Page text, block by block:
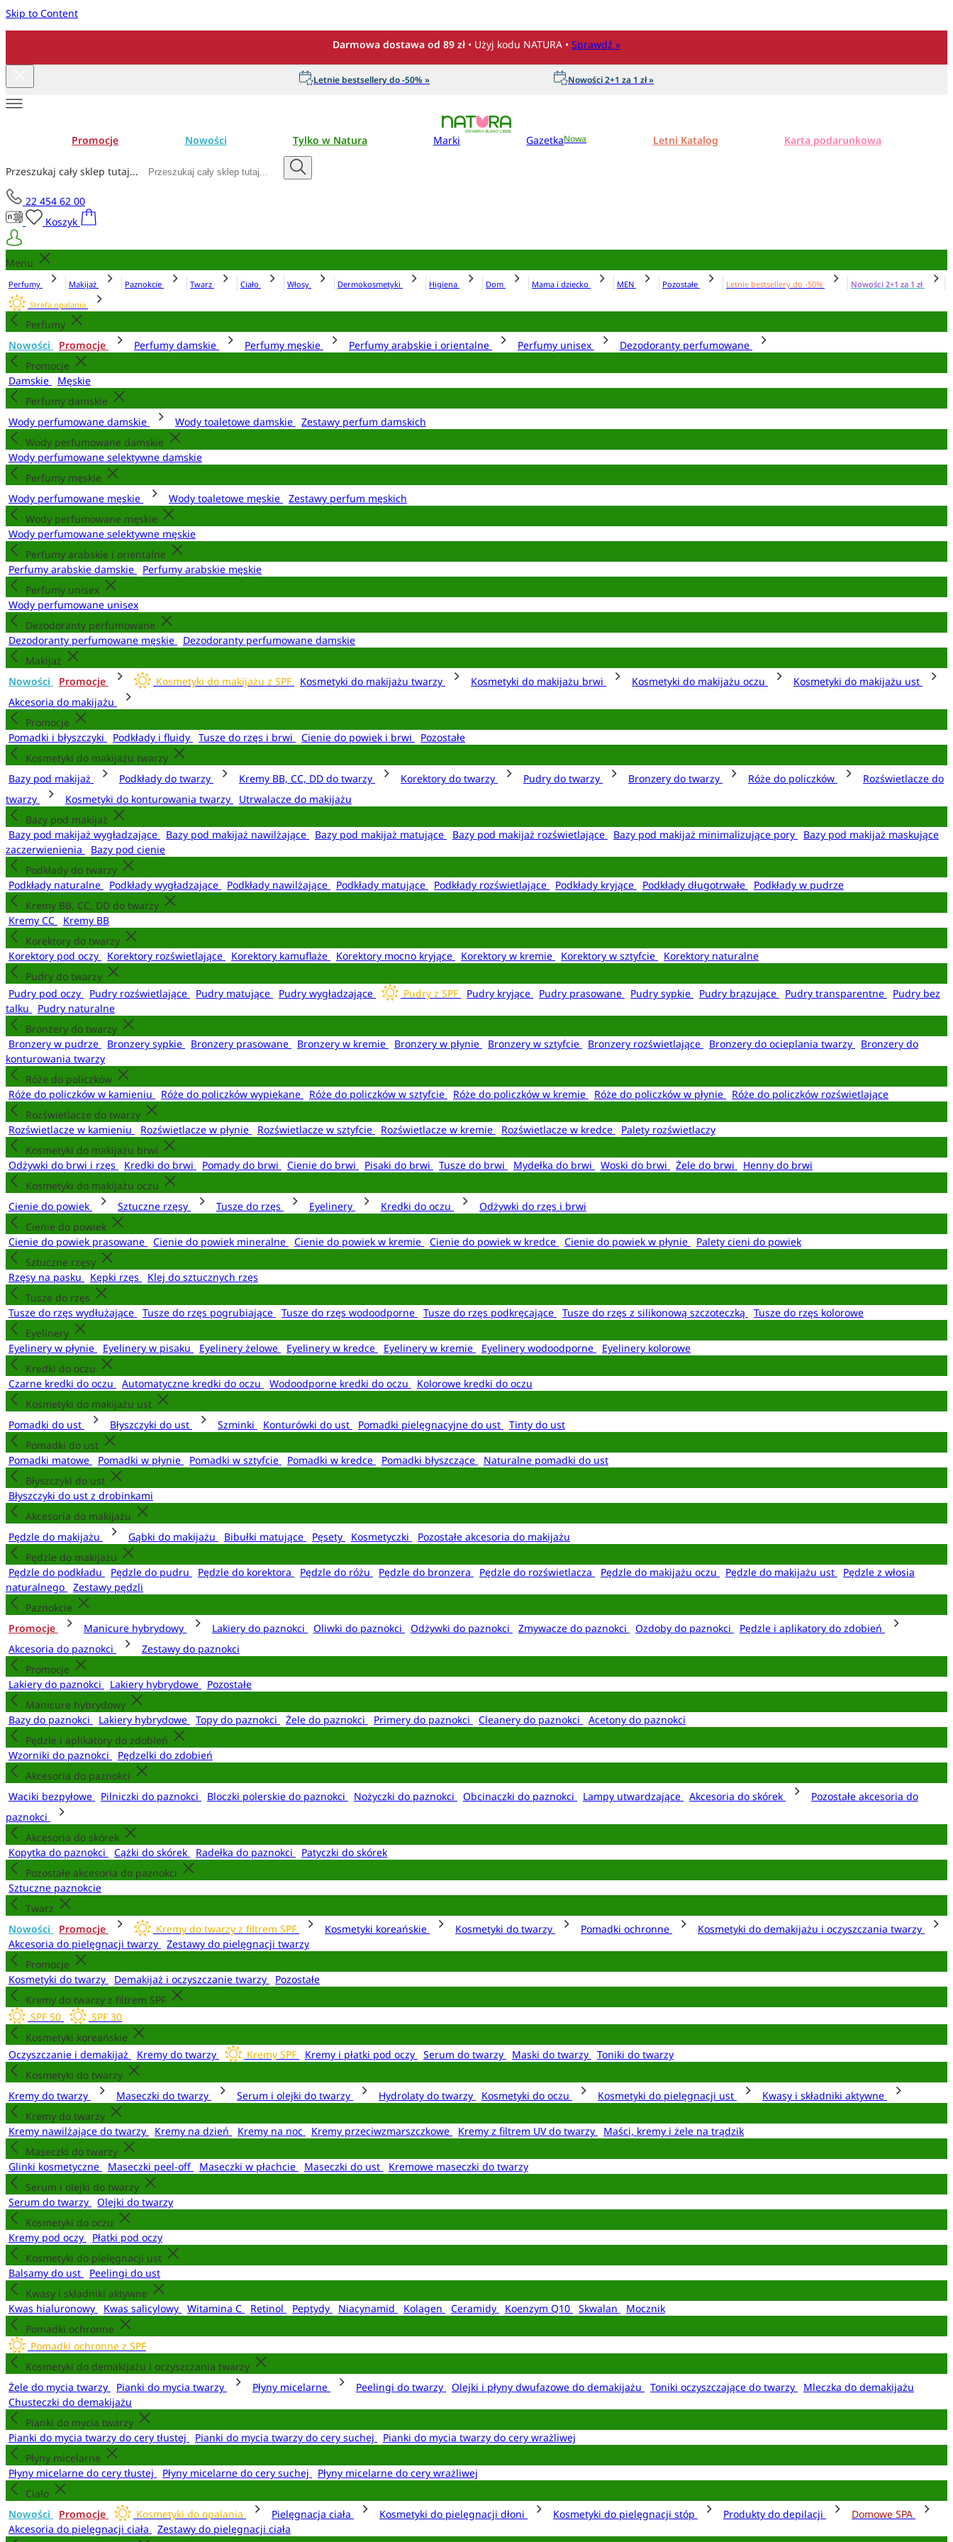
Skip to Content
Darmowa dostawa od 89 zł • Użyj kodu NATURA • Sprawdź »
Letnie bestsellery do -50% » Nowości 2+1 za 1 zł »
Promocje Nowości Tylko w Natura Marki GazetkaNowa Letni Katalog Karta podarunkowa
Przeszukaj cały sklep tutaj...
22 454 62 00
Koszyk
Menu
Perfumy Makijaż Paznokcie Twarz Ciało Włosy Dermokosmetyki Higiena Dom Mama i dziecko MEN Pozostałe Letnie bestsellery do -50%
Nowości 2+1 za 1 zł
Strefa opalania
Perfumy
Nowości
Promocje Perfumy damskie Perfumy męskie Perfumy arabskie i orientalne Perfumy unisex
Dezodoranty perfumowane
Promocje
Damskie
Męskie
Perfumy damskie
Wody perfumowane damskie
Wody toaletowe damskie
Zestawy perfum damskich
Wody perfumowane damskie
Wody perfumowane selektywne damskie
Perfumy męskie
Wody perfumowane męskie
Wody toaletowe męskie
Zestawy perfum męskich
Wody perfumowane męskie
Wody perfumowane selektywne męskie
Perfumy arabskie i orientalne
Perfumy arabskie damskie
Perfumy arabskie męskie
Perfumy unisex
Wody perfumowane unisex
Dezodoranty perfumowane
Dezodoranty perfumowane męskie
Dezodoranty perfumowane damskie
Makijaż
Nowości
Promocje Kosmetyki do makijażu z SPF Kosmetyki do makijażu twarzy Kosmetyki do makijażu brwi Kosmetyki do makijażu oczu
Kosmetyki do makijażu ust
Akcesoria do makijażu
Promocje
Pomadki i błyszczyki
Podkłady i fluidy Tusze do rzęs i brwi Cienie do powiek i brwi
Pozostałe
Kosmetyki do makijażu twarzy
Bazy pod makijaż
Podkłady do twarzy Kremy BB, CC, DD do twarzy Korektory do twarzy Pudry do twarzy Bronzery do twarzy Róże do policzków
Rozświetlacze do
twarzy
Kosmetyki do konturowania twarzy
Utrwalacze do makijażu
Bazy pod makijaż
Bazy pod makijaż wygładzające
Bazy pod makijaż nawilżające Bazy pod makijaż matujące Bazy pod makijaż rozświetlające Bazy pod makijaż minimalizujące pory
Bazy pod makijaż maskujące
zaczerwienienia
Bazy pod cienie
Podkłady do twarzy
Podkłady naturalne
Podkłady wygładzające Podkłady nawilżające Podkłady matujące Podkłady rozświetlające Podkłady kryjące Podkłady długotrwałe
Podkłady w pudrze
Kremy BB, CC, DD do twarzy
Kremy CC
Kremy BB
Korektory do twarzy
Korektory pod oczy
Korektory rozświetlające Korektory kamuflaże Korektory mocno kryjące Korektory w kremie Korektory w sztyfcie
Korektory naturalne
Pudry do twarzy
Pudry pod oczy
Pudry rozświetlające Pudry matujące Pudry wygładzające Pudry z SPF Pudry kryjące Pudry prasowane Pudry sypkie Pudry brązujące Pudry transparentne
Pudry bez
talku
Pudry naturalne
Bronzery do twarzy
Bronzery w pudrze
Bronzery sypkie Bronzery prasowane Bronzery w kremie Bronzery w płynie Bronzery w sztyfcie Bronzery rozświetlające Bronzery do ocieplania twarzy
Bronzery do
konturowania twarzy
Róże do policzków
Róże do policzków w kamieniu
Róże do policzków wypiekane Róże do policzków w sztyfcie Róże do policzków w kremie Róże do policzków w płynie
Róże do policzków rozświetlające
Rozświetlacze do twarzy
Rozświetlacze w kamieniu
Rozświetlacze w płynie Rozświetlacze w sztyfcie Rozświetlacze w kremie Rozświetlacze w kredce
Palety rozświetlaczy
Kosmetyki do makijażu brwi
Odżywki do brwi i rzęs
Kredki do brwi Pomady do brwi Cienie do brwi Pisaki do brwi Tusze do brwi Mydełka do brwi Woski do brwi Żele do brwi
Henny do brwi
Kosmetyki do makijażu oczu
Cienie do powiek
Sztuczne rzęsy Tusze do rzęs Eyelinery Kredki do oczu
Odżywki do rzęs i brwi
Cienie do powiek
Cienie do powiek prasowane
Cienie do powiek mineralne Cienie do powiek w kremie Cienie do powiek w kredce Cienie do powiek w płynie
Palety cieni do powiek
Sztuczne rzęsy
Rzęsy na pasku
Kępki rzęs
Klej do sztucznych rzęs
Tusze do rzęs
Tusze do rzęs wydłużające
Tusze do rzęs pogrubiające Tusze do rzęs wodoodporne Tusze do rzęs podkręcające Tusze do rzęs z silikonową szczoteczką
Tusze do rzęs kolorowe
Eyelinery
Eyelinery w płynie
Eyelinery w pisaku Eyelinery żelowe Eyelinery w kredce Eyelinery w kremie Eyelinery wodoodporne
Eyelinery kolorowe
Kredki do oczu
Czarne kredki do oczu
Automatyczne kredki do oczu Wodoodporne kredki do oczu
Kolorowe kredki do oczu
Kosmetyki do makijażu ust
Pomadki do ust
Błyszczyki do ust Szminki Konturówki do ust Pomadki pielęgnacyjne do ust
Tinty do ust
Pomadki do ust
Pomadki matowe
Pomadki w płynie Pomadki w sztyfcie Pomadki w kredce Pomadki błyszczące
Naturalne pomadki do ust
Błyszczyki do ust
Błyszczyki do ust z drobinkami
Akcesoria do makijażu
Pędzle do makijażu
Gąbki do makijażu Bibułki matujące Pęsety Kosmetyczki
Pozostałe akcesoria do makijażu
Pędzle do makijażu
Pędzle do podkładu
Pędzle do pudru Pędzle do korektora Pędzle do różu Pędzle do bronzera Pędzle do rozświetlacza Pędzle do makijażu oczu Pędzle do makijażu ust
Pędzle z włosia
naturalnego
Zestawy pędzli
Paznokcie
Promocje
Manicure hybrydowy Lakiery do paznokci Oliwki do paznokci Odżywki do paznokci Zmywacze do paznokci Ozdoby do paznokci
Pędzle i aplikatory do zdobień
Akcesoria do paznokci
Zestawy do paznokci
Promocje
Lakiery do paznokci
Lakiery hybrydowe
Pozostałe
Manicure hybrydowy
Bazy do paznokci
Lakiery hybrydowe Topy do paznokci Żele do paznokci Primery do paznokci Cleanery do paznokci
Acetony do paznokci
Pędzle i aplikatory do zdobień
Wzorniki do paznokci
Pędzelki do zdobień
Akcesoria do paznokci
Waciki bezpyłowe
Pilniczki do paznokci Bloczki polerskie do paznokci Nożyczki do paznokci Obcinaczki do paznokci Lampy utwardzające Akcesoria do skórek
Pozostałe akcesoria do
paznokci
Akcesoria do skórek
Kopytka do paznokci
Cążki do skórek Radełka do paznokci
Patyczki do skórek
Pozostałe akcesoria do paznokci
Sztuczne paznokcie
Twarz
Nowości
Promocje Kremy do twarzy z filtrem SPF Kosmetyki koreańskie Kosmetyki do twarzy Pomadki ochronne
Kosmetyki do demakijażu i oczyszczania twarzy
Akcesoria do pielęgnacji twarzy
Zestawy do pielęgnacji twarzy
Promocje
Kosmetyki do twarzy
Demakijaż i oczyszczanie twarzy
Pozostałe
Kremy do twarzy z filtrem SPF
SPF 50
SPF 30
Kosmetyki koreańskie
Oczyszczanie i demakijaż
Kremy do twarzy Kremy SPF Kremy i płatki pod oczy Serum do twarzy Maski do twarzy
Toniki do twarzy
Kosmetyki do twarzy
Kremy do twarzy
Maseczki do twarzy Serum i olejki do twarzy Hydrolaty do twarzy Kosmetyki do oczu Kosmetyki do pielęgnacji ust
Kwasy i składniki aktywne
Kremy do twarzy
Kremy nawilżające do twarzy
Kremy na dzień Kremy na noc Kremy przeciwzmarszczkowe Kremy z filtrem UV do twarzy
Maści, kremy i żele na trądzik
Maseczki do twarzy
Glinki kosmetyczne
Maseczki peel-off Maseczki w płachcie Maseczki do ust
Kremowe maseczki do twarzy
Serum i olejki do twarzy
Serum do twarzy
Olejki do twarzy
Kosmetyki do oczu
Kremy pod oczy
Płatki pod oczy
Kosmetyki do pielęgnacji ust
Balsamy do ust
Peelingi do ust
Kwasy i składniki aktywne
Kwas hialuronowy
Kwas salicylowy Witamina C Retinol Peptydy Niacynamid Kolagen Ceramidy Koenzym Q10 Skwalan
Mocznik
Pomadki ochronne
Pomadki ochronne z SPF
Kosmetyki do demakijażu i oczyszczania twarzy
Żele do mycia twarzy
Pianki do mycia twarzy Płyny micelarne Peelingi do twarzy Olejki i płyny dwufazowe do demakijażu Toniki oczyszczające do twarzy
Mleczka do demakijażu
Chusteczki do demakijażu
Pianki do mycia twarzy
Pianki do mycia twarzy do cery tłustej
Pianki do mycia twarzy do cery suchej
Pianki do mycia twarzy do cery wrażliwej
Płyny micelarne
Płyny micelarne do cery tłustej
Płyny micelarne do cery suchej
Płyny micelarne do cery wrażliwej
Ciało
Nowości
Promocje Kosmetyki do opalania Pielęgnacja ciała Kosmetyki do pielęgnacji dłoni Kosmetyki do pielęgnacji stóp Produkty do depilacji
Domowe SPA
Akcesoria do pielęgnacji ciała
Zestawy do pielęgnacji ciała